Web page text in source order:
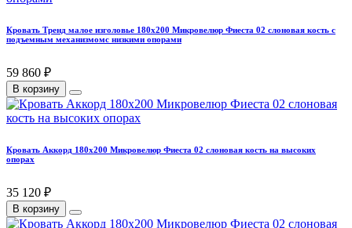
Кровать Тренд малое изголовье 180х200 Микровелюр Фиеста 02 слоновая кость с
подъемным механизмомс низкими опорами
59 860 ₽
В корзину
Кровать Аккорд 180х200 Микровелюр Фиеста 02 слоновая кость на высоких
опорах
35 120 ₽
В корзину